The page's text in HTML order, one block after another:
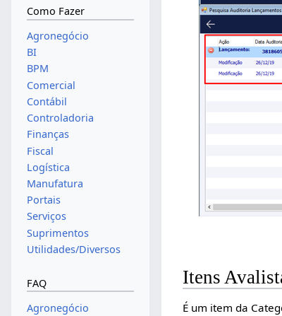
Itens
É um item da
Como Fazer
Agronegócio
BI
BPM
Comercial
Contábil
Controladoria
Finanças
Fiscal
Logística
Manufatura
Portais
Serviços
Suprimentos
Utilidades/Diversos
FAQ
Agronegócio